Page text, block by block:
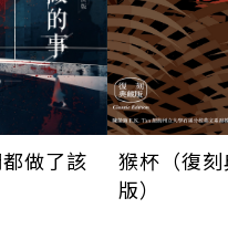
做了該
猴杯（復
版）